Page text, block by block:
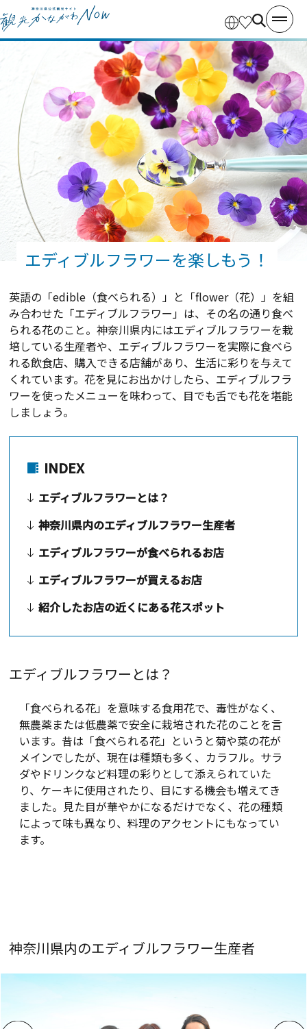
エディブルフラワーを楽しもう！
英語の「edible （食べられる）」と「flower（花）」を組
み合わせた「エディブルフラワー」は、その名の通り食べ
られる花のこと。神奈川県内にはエディブルフラワーを栽
培している生産者や、エディブルフラワーを実際に食べら
れる飲食店、購入できる店舗があり、生活に彩りを与えて
くれています。花を見にお出かけしたら、エディブルフラ
ワーを使ったメニューを味わって、目でも舌でも花を堪能
しましょう。
INDEX
エディブルフラワーとは？
神奈川県内のエディブルフラワー生産者
エディブルフラワーが食べられるお店
エディブルフラワーが買えるお店
紹介したお店の近くにある花スポット
エディブルフラワーとは？
「食べられる花」を意味する食用花で、毒性がなく、
無農薬または低農薬で安全に栽培された花のことを言
います。昔は「食べられる花」というと菊や菜の花が
メインでしたが、現在は種類も多く、カラフル。サラ
ダやドリンクなど料理の彩りとして添えられていた
り、ケーキに使用されたり、目にする機会も増えてき
ました。見た目が華やかになるだけでなく、花の種類
によって味も異なり、料理のアクセントにもなってい
ます。
神奈川県内のエディブルフラワー生産者